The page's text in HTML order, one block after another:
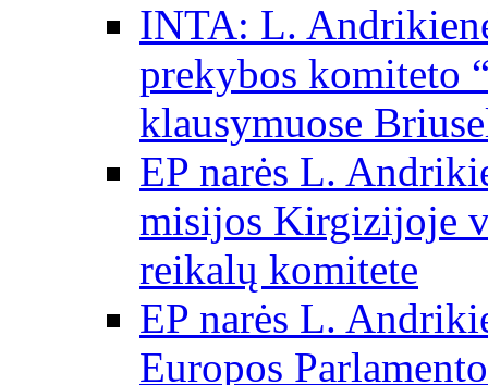
INTA: L.
prekybos komiteto
klausymuose
EP narės L.
misijos Kirgizijoje
reikalų komitete
EP narės L.
Europos